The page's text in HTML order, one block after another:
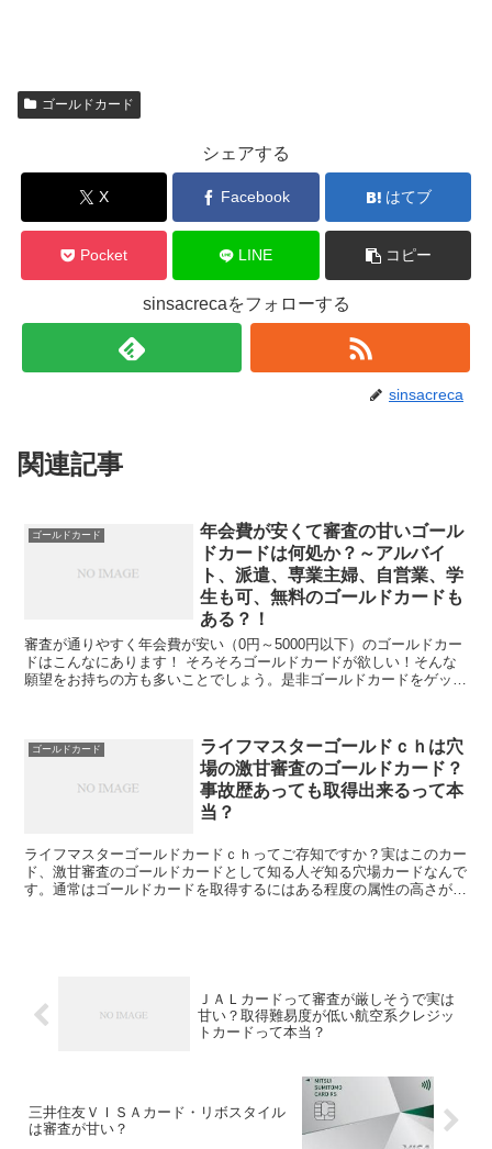
ゴールドカード
シェアする
X Facebook はてブ
Pocket LINE コピー
sinsacrecaをフォローする
sinsacreca
関連記事
ゴールドカード
年会費が安くて審査の甘いゴール
ドカードは何処か？～アルバイ
ト、派遣、専業主婦、自営業、学
生も可、無料のゴールドカードも
ある？！
審査が通りやすく年会費が安い（0円～5000円以下）のゴールドカー
ドはこんなにあります！ そろそろゴールドカードが欲しい！そんな
願望をお持ちの方も多いことでしょう。是非ゴールドカードをゲット
ゴールドカード
ライフマスターゴールドｃｈは穴
場の激甘審査のゴールドカード？
事故歴あっても取得出来るって本
当？
ライフマスターゴールドカードｃｈってご存知ですか？実はこのカー
ド、激甘審査のゴールドカードとして知る人ぞ知る穴場カードなんで
す。通常はゴールドカードを取得するにはある程度の属性の高さが必
ＪＡＬカードって審査が厳しそうで実は
甘い？取得難易度が低い航空系クレジッ
トカードって本当？
三井住友ＶＩＳＡカード・リボスタイル
は審査が甘い？